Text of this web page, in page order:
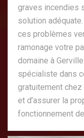
graves incendies
solution
ces problèmes
ramonage votre
domaine à
spécialiste dans
gratuitement chez
et d’assurer la
fonctionnement